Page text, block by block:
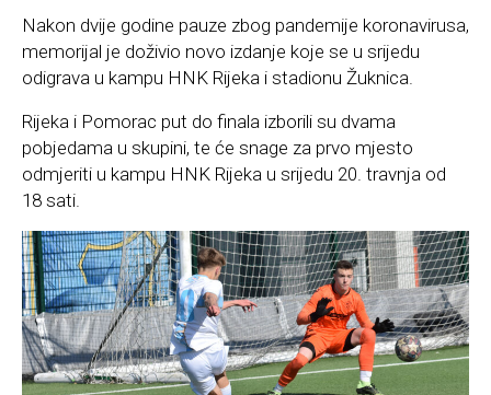
Nakon dvije godine pauze zbog pandemije koronavirusa,
memorijal je doživio novo izdanje koje se u srijedu
odigrava u kampu HNK Rijeka i stadionu Žuknica.
Rijeka i Pomorac put do finala izborili su dvama
pobjedama u skupini, te će snage za prvo mjesto
odmjeriti u kampu HNK Rijeka u srijedu 20. travnja od
18 sati.